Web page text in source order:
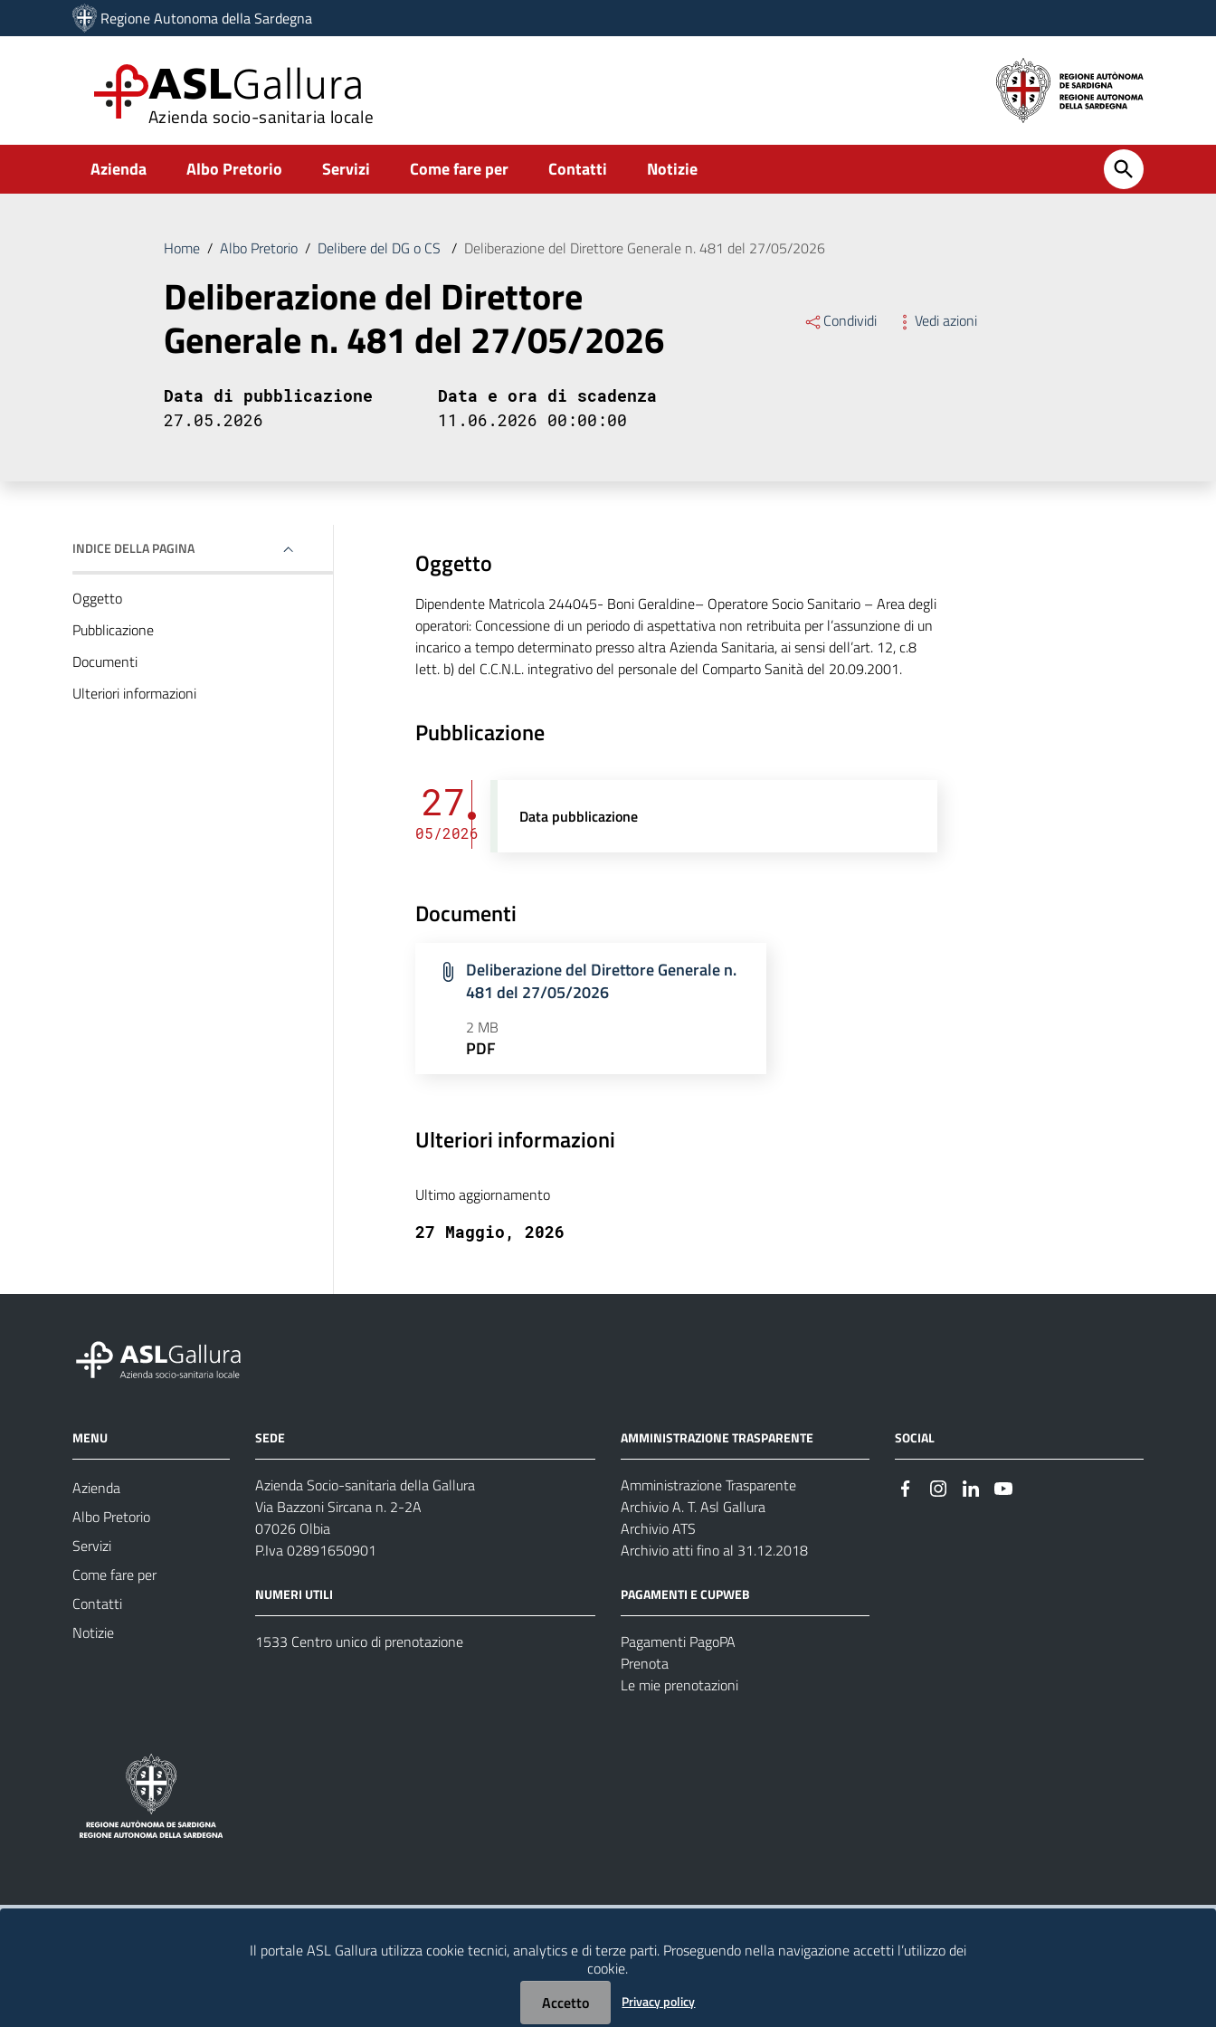
Vai ai contenuti
Vai al menu di navigazione
Regione Autonoma della Sardegna
ASLGallura
Azienda socio-sanitaria locale
Submenu
Azienda Albo Pretorio Servizi Come fare per Contatti Notizie
Home / Albo Pretorio / Delibere del DG o CS / Deliberazione del Direttore Generale n. 481 del 27/05/2026
Deliberazione del Direttore
Generale n. 481 del 27/05/2026 Condividi Vedi azioni
Data di pubblicazione
27.05.2026
Data e ora di scadenza
11.06.2026 00:00:00
INDICE DELLA PAGINA
Oggetto
Pubblicazione
Documenti
Ulteriori informazioni
Oggetto
Dipendente Matricola 244045- Boni Geraldine– Operatore Socio Sanitario – Area degli
operatori: Concessione di un periodo di aspettativa non retribuita per l’assunzione di un
incarico a tempo determinato presso altra Azienda Sanitaria, ai sensi dell’art. 12, c.8
lett. b) del C.C.N.L. integrativo del personale del Comparto Sanità del 20.09.2001.
Pubblicazione
27
05/2026
Data pubblicazione
Documenti
Deliberazione del Direttore Generale n.
481 del 27/05/2026
2 MB
PDF
Ulteriori informazioni
Ultimo aggiornamento
27 Maggio, 2026
MENU
Azienda
Albo Pretorio
Servizi
Come fare per
Contatti
Notizie
SEDE
Azienda Socio-sanitaria della Gallura
Via Bazzoni Sircana n. 2-2A
07026 Olbia
P.Iva 02891650901
NUMERI UTILI
1533 Centro unico di prenotazione
AMMINISTRAZIONE TRASPARENTE
Amministrazione Trasparente
Archivio A. T. Asl Gallura
Archivio ATS
Archivio atti fino al 31.12.2018
PAGAMENTI E CUPWEB
Pagamenti PagoPA
Prenota
Le mie prenotazioni
SOCIAL
Il portale ASL Gallura utilizza cookie tecnici, analytics e di terze parti. Proseguendo nella navigazione accetti l’utilizzo dei
cookie.
Accetto
Privacy policy